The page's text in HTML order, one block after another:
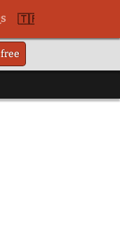
Switch
to